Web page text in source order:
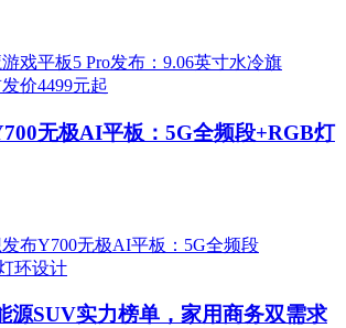
无极AI平板：5G全频段+RGB灯
源SUV实力榜单，家用商务双需求